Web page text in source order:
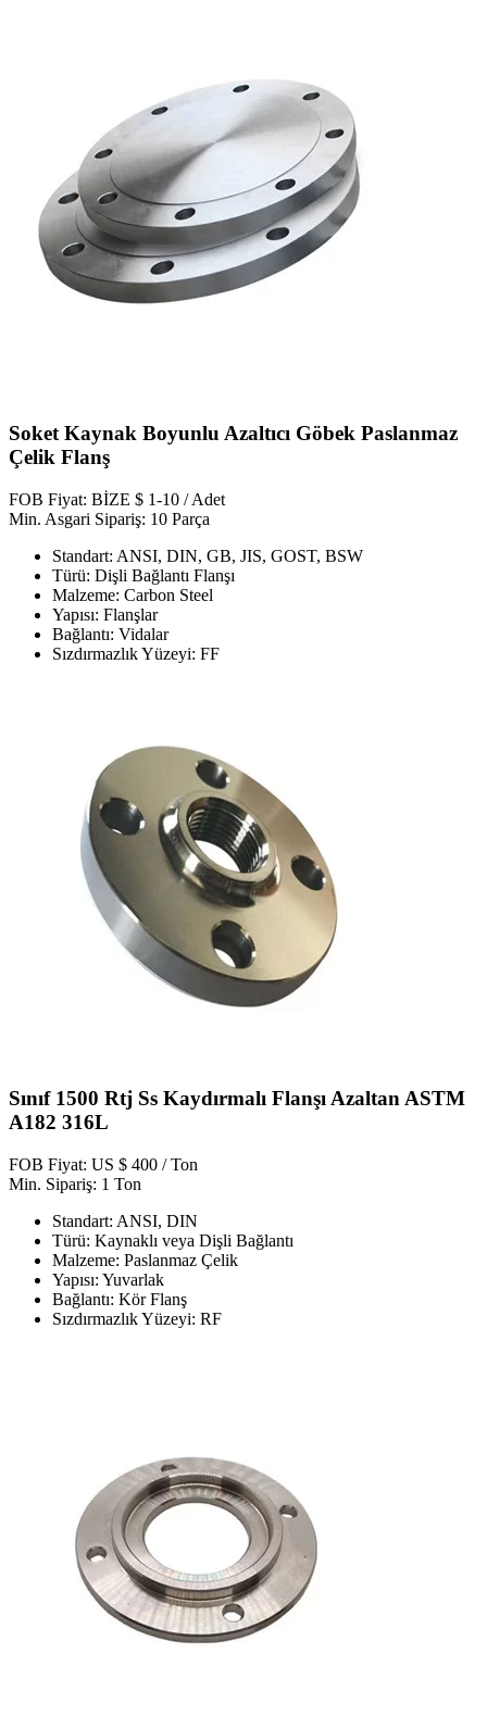
Soket Kaynak Boyunlu Azaltıcı Göbek Paslanmaz
Çelik Flanş
FOB Fiyat: BİZE $ 1-10 / Adet
Min. Asgari Sipariş: 10 Parça
Standart: ANSI, DIN, GB, JIS, GOST, BSW
Türü: Dişli Bağlantı Flanşı
Malzeme: Carbon Steel
Yapısı: Flanşlar
Bağlantı: Vidalar
Sızdırmazlık Yüzeyi: FF
Sınıf 1500 Rtj Ss Kaydırmalı Flanşı Azaltan ASTM
A182 316L
FOB Fiyat: US $ 400 / Ton
Min. Sipariş: 1 Ton
Standart: ANSI, DIN
Türü: Kaynaklı veya Dişli Bağlantı
Malzeme: Paslanmaz Çelik
Yapısı: Yuvarlak
Bağlantı: Kör Flanş
Sızdırmazlık Yüzeyi: RF